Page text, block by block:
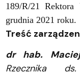
189/R/21
grudnia 2021 roku.
Treść
dr hab.
Rzecznika